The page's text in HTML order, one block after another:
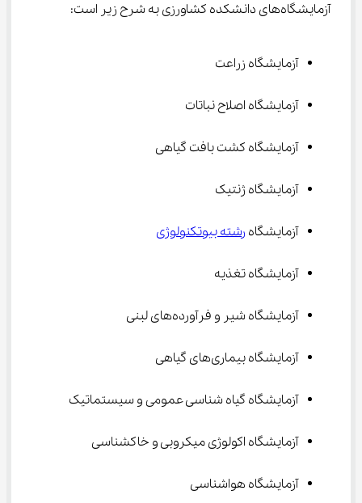
آزمایشگاه‌های دانشکده کشاورزی به شرح زیر است:
آزمایشگاه زراعت
آزمایشگاه اصلاح نباتات
آزمایشگاه کشت بافت گیاهی
آزمایشگاه ژنتیک
آزمایشگاه رشته بیوتکنولوژی
آزمایشگاه تغذیه
آزمایشگاه شیر و فرآورده‌های لبنی
آزمایشگاه بیماری‌های گیاهی
آزمایشگاه گیاه شناسی عمومی و سیستماتیک
آزمایشگاه اکولوژی میکروبی و خاکشناسی
آزمایشگاه هواشناسی